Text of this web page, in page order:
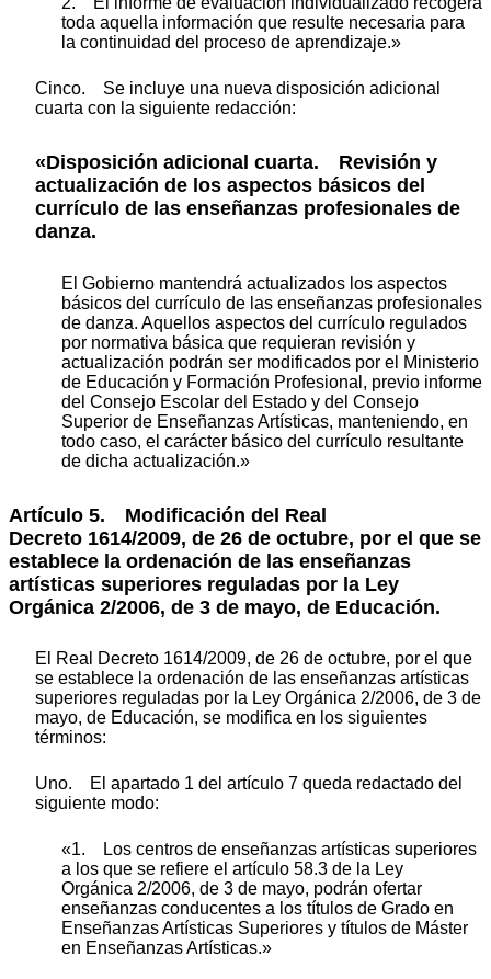
toda aquella información que resulte necesaria para
la continuidad del proceso de aprendizaje.»
Cinco. Se incluye una nueva disposición adicional
cuarta con la siguiente redacción:
«Disposición adicional cuarta. Revisión y
actualización de los aspectos básicos del
currículo de las enseñanzas profesionales de
danza.
El Gobierno mantendrá actualizados los aspectos
básicos del currículo de las enseñanzas profesionales
de danza. Aquellos aspectos del currículo regulados
por normativa básica que requieran revisión y
actualización podrán ser modificados por el Ministerio
de Educación y Formación Profesional, previo informe
del Consejo Escolar del Estado y del Consejo
Superior de Enseñanzas Artísticas, manteniendo, en
todo caso, el carácter básico del currículo resultante
de dicha actualización.»
Artículo 5. Modificación del Real
Decreto 1614/2009, de 26 de octubre, por el que se
establece la ordenación de las enseñanzas
artísticas superiores reguladas por la Ley
Orgánica 2/2006, de 3 de mayo, de Educación.
El Real Decreto 1614/2009, de 26 de octubre, por el que
se establece la ordenación de las enseñanzas artísticas
superiores reguladas por la Ley Orgánica 2/2006, de 3 de
mayo, de Educación, se modifica en los siguientes
términos:
Uno. El apartado 1 del artículo 7 queda redactado del
siguiente modo:
«1. Los centros de enseñanzas artísticas superiores
a los que se refiere el artículo 58.3 de la Ley
Orgánica 2/2006, de 3 de mayo, podrán ofertar
enseñanzas conducentes a los títulos de Grado en
Enseñanzas Artísticas Superiores y títulos de Máster
en Enseñanzas Artísticas.»